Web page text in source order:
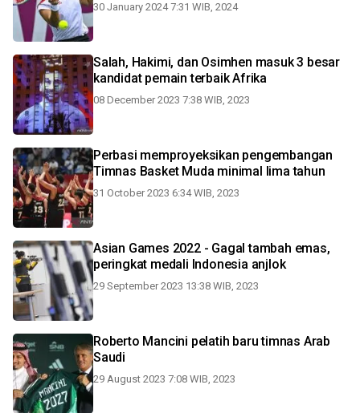
30 January 2024 7:31 WIB, 2024
Salah, Hakimi, dan Osimhen masuk 3 besar
kandidat pemain terbaik Afrika
08 December 2023 7:38 WIB, 2023
Perbasi memproyeksikan pengembangan
Timnas Basket Muda minimal lima tahun
31 October 2023 6:34 WIB, 2023
Asian Games 2022 - Gagal tambah emas,
peringkat medali Indonesia anjlok
29 September 2023 13:38 WIB, 2023
Roberto Mancini pelatih baru timnas Arab
Saudi
29 August 2023 7:08 WIB, 2023